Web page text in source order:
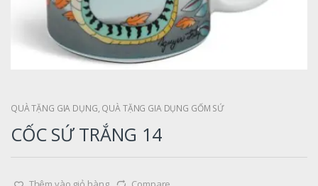
QUÀ TẶNG GIA DỤNG, QUÀ TẶNG GIA DỤNG GỐM SỨ
CỐC SỨ TRẮNG 14